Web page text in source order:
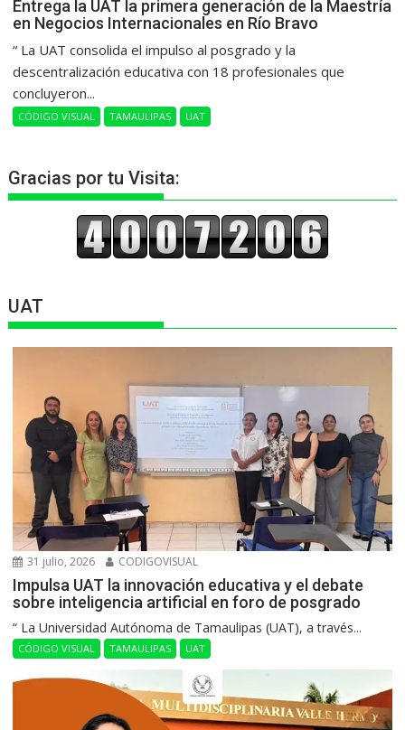
Entrega la UAT la primera generación de la Maestría
en Negocios Internacionales en Río Bravo
“ La UAT consolida el impulso al posgrado y la
descentralización educativa con 18 profesionales que
concluyeron...
CÓDIGO VISUAL TAMAULIPAS UAT
Gracias por tu Visita:
UAT
31 julio, 2026 CODIGOVISUAL
Impulsa UAT la innovación educativa y el debate
sobre inteligencia artificial en foro de posgrado
“ La Universidad Autónoma de Tamaulipas (UAT), a través...
CÓDIGO VISUAL TAMAULIPAS UAT